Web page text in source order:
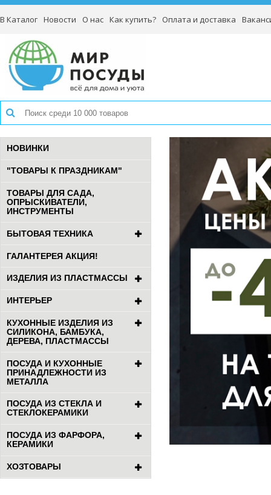
В Каталог Новости О нас Как купить? Оплата и доставка
НОВИНКИ
"ТОВАРЫ К ПРАЗДНИКАМ"
ТОВАРЫ ДЛЯ САДА,
ОПРЫСКИВАТЕЛИ,
ИНСТРУМЕНТЫ
БЫТОВАЯ ТЕХНИКА
ГАЛАНТЕРЕЯ АКЦИЯ!
ИЗДЕЛИЯ ИЗ ПЛАСТМАССЫ
ИНТЕРЬЕР
КУХОННЫЕ ИЗДЕЛИЯ ИЗ
СИЛИКОНА, БАМБУКА,
ДЕРЕВА, ПЛАСТМАССЫ
ПОСУДА И КУХОННЫЕ
ПРИНАДЛЕЖНОСТИ ИЗ
МЕТАЛЛА
ПОСУДА ИЗ СТЕКЛА И
СТЕКЛОКЕРАМИКИ
ПОСУДА ИЗ ФАРФОРА,
КЕРАМИКИ
ХОЗТОВАРЫ